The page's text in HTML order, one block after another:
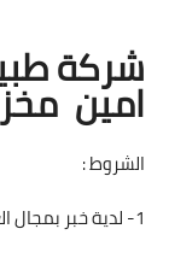
شركة
امين
الشروط :
1- لدية خبر بمجال العمل ك امين مخزن .